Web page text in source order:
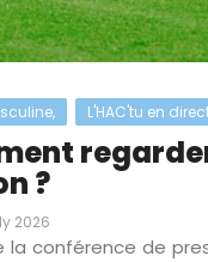
, L'HAC'tu en
?
2026
la conférence de